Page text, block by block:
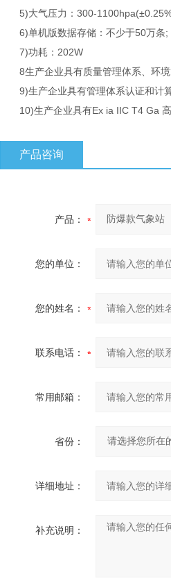
5)大气压力：300-
6)单机版数据存储：不少于50万条;
7)功耗：202W
8生产企业具有质量管理体系、环境
9)生产企业具有管理体系认证和计
10)生产企业具有Ex ia IIC T4 Ga 高
产品咨询
产品：
您的单位：
您的姓名：
联系电话：
常用邮箱：
省份：
详细地址：
补充说明：